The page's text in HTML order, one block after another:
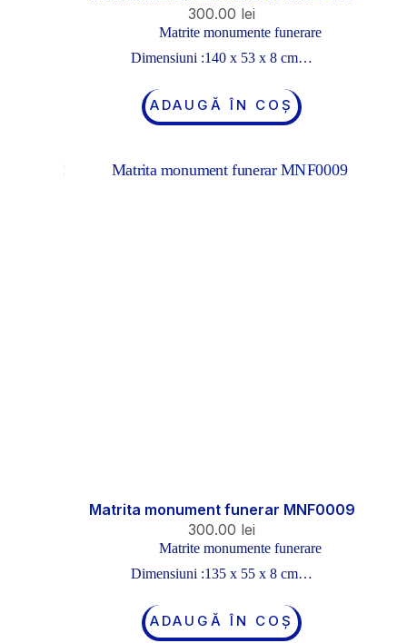
300.00 lei
Matrite monumente funerare
Dimensiuni :140 x 53 x 8 cm…
ADAUGĂ ÎN COȘ
Matrita monument funerar MNF0009
300.00 lei
Matrite monumente funerare
Dimensiuni :135 x 55 x 8 cm…
ADAUGĂ ÎN COȘ